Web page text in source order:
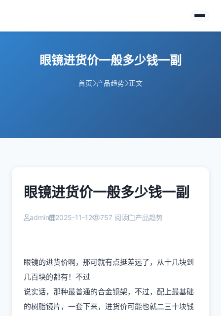
眼镜进货价一般多少钱一副
首页 产品趋势 正文
眼镜进货价一般多少钱一副
admin 2025-11-12 757 阅读 产品趋势
眼镜的进货价啊，那可就有点挺差远了，从十几块到
几百块的都有！不过
说实话，那种最普通的合金镜架，不过，配上最基础
的树脂镜片，一套下来，进货价可能也就二三十块钱